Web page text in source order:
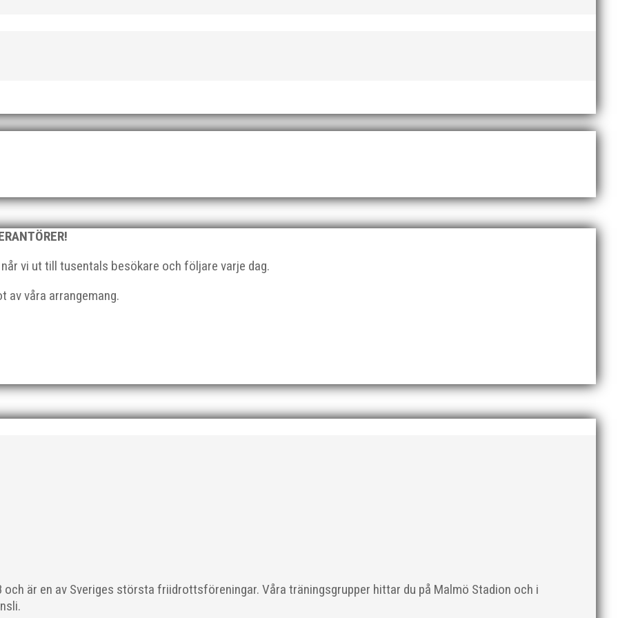
vi ut till tusentals besökare och följare varje dag.
av våra arrangemang.
är en av Sveriges största friidrottsföreningar. Våra träningsgrupper hittar du på Malmö Stadion och i
SM avgjordes i Karlstad i helgen. Thobias Montler segrade programenligt i längdhoppet medan MAI:s kastare
hem guldet i kula på lördagen och bärgade...
dag blir den 30 september. Styrelsen har börjat titta på en interimslösning som kommer att presenteras innan Peters
Fler bilder från Lag-SM Foto: Thomas Leandersson
04/styrelsemote_2025-04-01.pdf"][/3d-flip-book]